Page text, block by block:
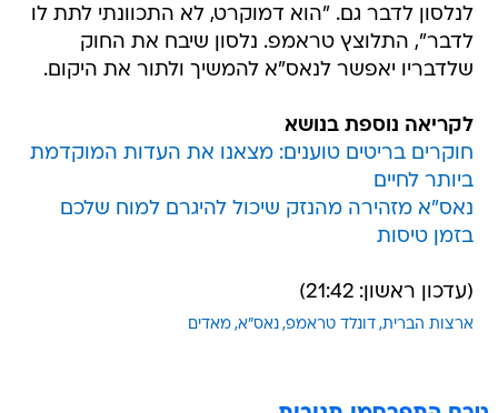
לנלסון לדבר גם. "הוא דמוקרט, לא התכוונתי לתת לו
לדבר", התלוצץ טראמפ. נלסון שיבח את החוק
שלדבריו יאפשר לנאס"א להמשיך ולתור את היקום.
לקריאה נוספת בנושא
חוקרים בריטים טוענים: מצאנו את העדות המוקדמת
ביותר לחיים
נאס"א מזהירה מהנזק שיכול להיגרם למוח שלכם
בזמן טיסות
(עדכון ראשון: 21:42)
ארצות הברית דונלד טראמפ נאס"א מאדים